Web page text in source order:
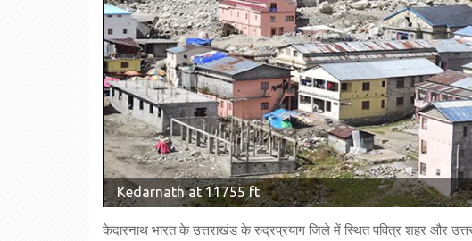
Kedarnath at 11755 ft
केदारनाथ भारत के उत्तराखंड के रुद्रप्रयाग जिले में स्थित पवित्र शहर और